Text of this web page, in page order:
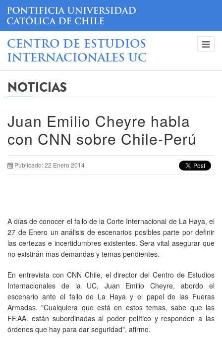
CENTRO DE ESTUDIOS
INTERNACIONALES UC
NOTICIAS
Juan Emilio Cheyre habla
con CNN sobre Chile-Perú
Publicado: 22 Enero 2014
A días de conocer el fallo de la Corte Internacional de La Haya, el
27 de Enero un análisis de escenarios posibles parte por definir
las certezas e incertidumbres existentes. Sera vital asegurar que
no existirán mas demandas y temas pendientes.
En entrevista con CNN Chile, el director del Centro de Estudios
Internacionales de la UC, Juan Emilio Cheyre, abordo el
escenario ante el fallo de La Haya y el papel de las Fueras
Armadas. "Cualquiera que está en estos temas, sabe que las
FF.AA. están subordinadas al poder político y responden a las
órdenes que hay para dar seguridad", afirmo.